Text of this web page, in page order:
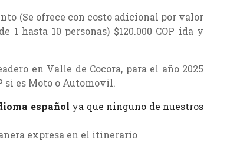
(Se ofrece con costo adicional por valor
1 hasta 10 personas) $120.000 COP ida y
en Valle de Cocora, para el año 2025
si es Moto o Automovil.
español ya que ninguno de nuestros
expresa en el itinerario